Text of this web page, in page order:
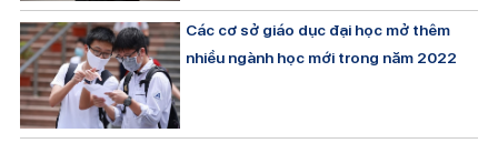
Các cơ sở giáo dục đại học mở thêm
nhiều ngành học mới trong năm 2022